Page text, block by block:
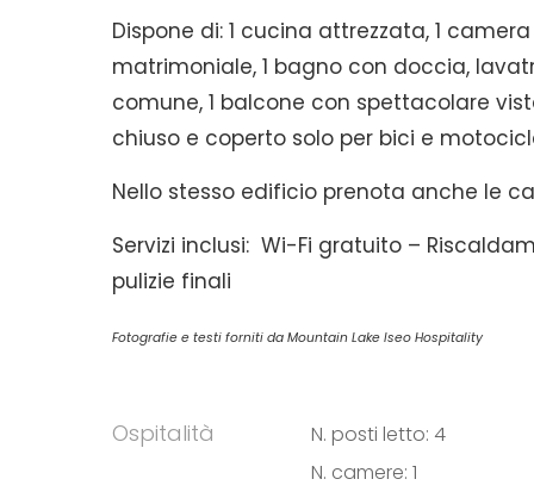
Dispone di: 1 cucina attrezzata, 1
matrimoniale, 1 bagno con doccia,
comune, 1 balcone con spettacolare
chiuso e coperto solo per bici e
Nello stesso edificio prenota anche le
Servizi inclusi: Wi-Fi gratuito –
pulizie finali
Fotografie e testi forniti da Mountain Lake Iseo Hospitality
Ospitalità
N. posti letto: 4
N. camere: 1